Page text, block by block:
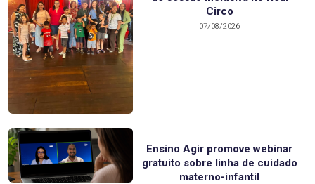
Circo
07/08/2026
Ensino Agir promove webinar
gratuito sobre linha de cuidado
materno-infantil